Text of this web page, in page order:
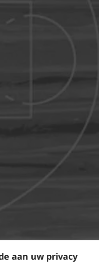
aan uw privacy